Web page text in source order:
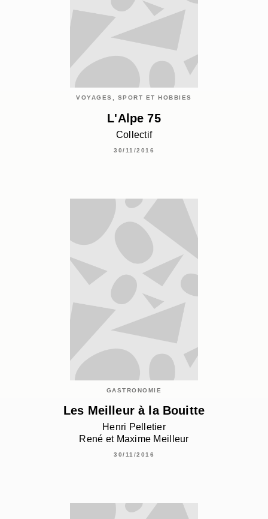
VOYAGES, SPORT ET HOBBIES
L'Alpe 75
Collectif
30/11/2016
GASTRONOMIE
Les Meilleur à la Bouitte
Henri Pelletier
René et Maxime Meilleur
30/11/2016